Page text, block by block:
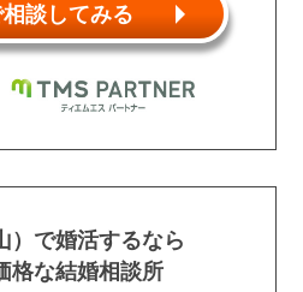
談してみる
）で婚活するなら
格な結婚相談所